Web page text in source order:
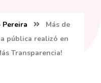
Pereira
Más de
pública realizó en
Transparencia!